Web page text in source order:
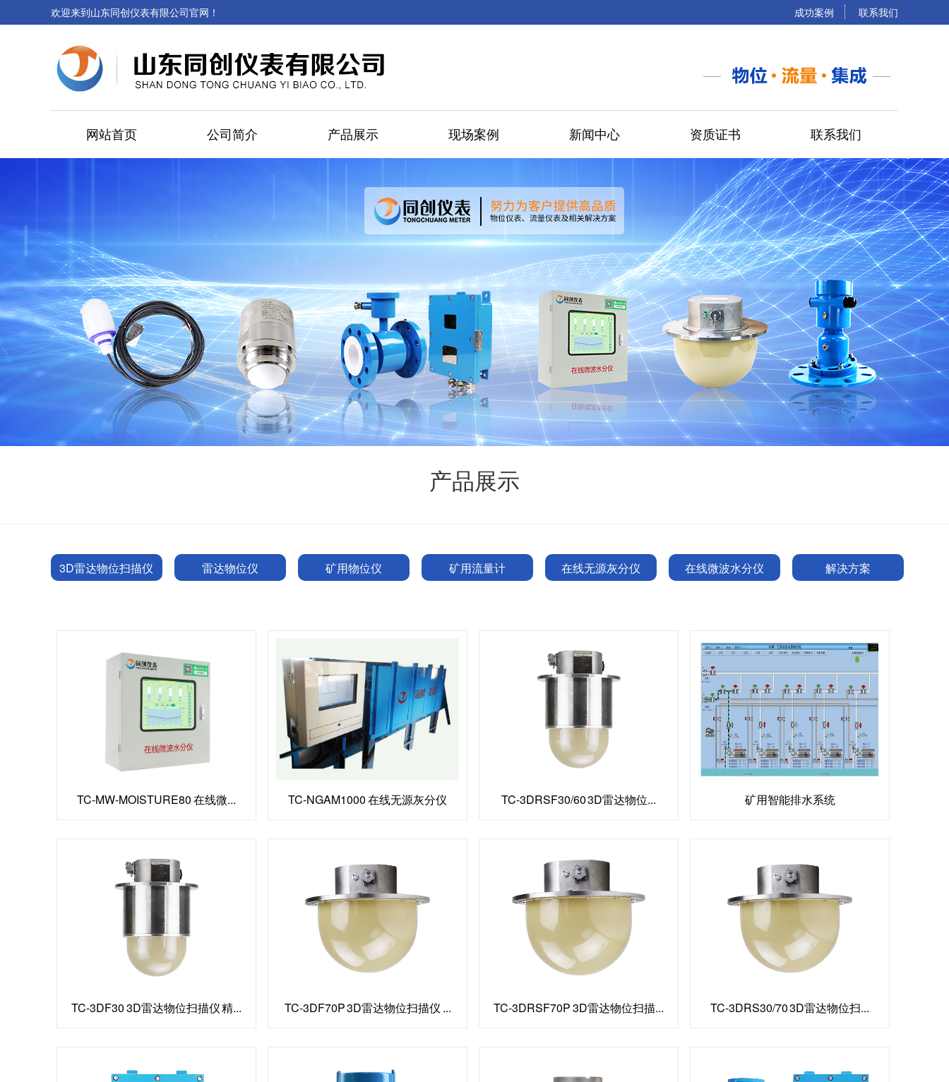
欢迎来到山东同创仪表有限公司官网！ 成功案例 联系我们
网站首页 公司简介 产品展示 现场案例 新闻中心 资质证书 联系我们
产品展示
3D雷达物位扫描仪 雷达物位仪 矿用物位仪 矿用流量计 在线无源灰分仪 在线微波水分仪 解决方案
TC-MW-MOISTURE80 在线微... TC-NGAM1000 在线无源灰分仪 TC-3DRSF30/60 3D雷达物位... 矿用智能排水系统
TC-3DF30 3D雷达物位扫描仪 精... TC-3DF70P 3D雷达物位扫描仪 ... TC-3DRSF70P 3D雷达物位扫描... TC-3DRS30/70 3D雷达物位扫...